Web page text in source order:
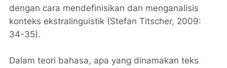
dengan cara mendefinisikan dan menganalisis
konteks ekstralinguistik (Stefan Titscher, 2009:
34-35).
Dalam teori bahasa, apa yang dinamakan teks